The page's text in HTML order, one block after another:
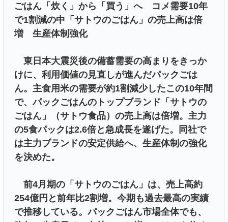
ごはん「炊く」から「買う」へ コメ需要10年
で1割減の中「サトウのごはん」の売上高は倍
増 生産体制強化
東日本大震災後の備蓄需要の高まりをきっか
けに、利用価値の見直しが進んだパックごは
ん。主食用米の需要が約1割減少したこの10年間
で、パックごはんのトップブランド「サトウの
ごはん」（サトウ食品）の売上高は倍増。主力
の5食パックは2.6倍と急成長を遂げた。同社で
は主力ブランドの安定供給へ、生産体制の強化
を決めた。
前4月期の「サトウのごはん」は、売上高約
254億円と前年比2割増。今期も過去最高の実績
で推移している。パックごはん市場全体でも、